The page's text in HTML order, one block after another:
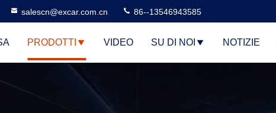
salescn@excar.com.cn 86--13546943585
PRODOTTI VIDEO SU DI NOI NOTIZIE